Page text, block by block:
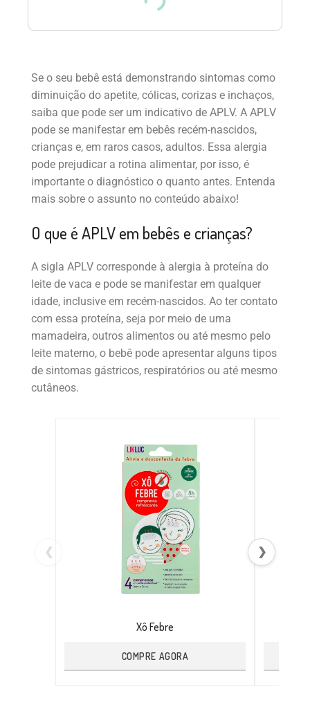
Se o seu bebê está demonstrando sintomas como
diminuição do apetite, cólicas, corizas e inchaços,
saiba que pode ser um indicativo de APLV. A APLV
pode se manifestar em bebês recém-nascidos,
crianças e, em raros casos, adultos. Essa alergia
pode prejudicar a rotina alimentar, por isso, é
importante o diagnóstico o quanto antes. Entenda
mais sobre o assunto no conteúdo abaixo!
O que é APLV em bebês e crianças?
A sigla APLV corresponde à alergia à proteína do
leite de vaca e pode se manifestar em qualquer
idade, inclusive em recém-nascidos. Ao ter contato
com essa proteína, seja por meio de uma
mamadeira, outros alimentos ou até mesmo pelo
leite materno, o bebê pode apresentar alguns tipos
de sintomas gástricos, respiratórios ou até mesmo
cutâneos.
❮
Xô Febre
COMPRE AGORA
❯